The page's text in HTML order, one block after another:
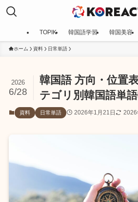
TOPIK 韓国語学習 韓国美容
ホーム 資料 日常単語
韓国語 方向・位置
テゴリ別韓国語単
2026
6/28
資料 日常単語 2026年1月21日 2026